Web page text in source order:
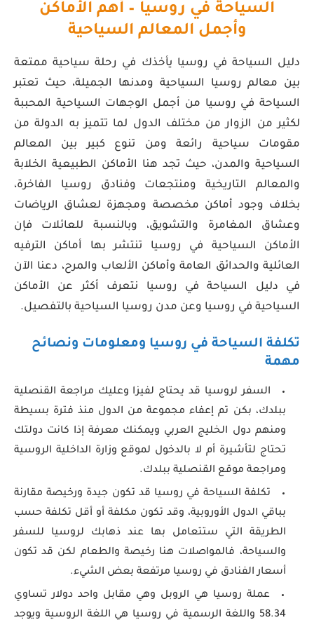
السياحة في روسيا – أهم الأماكن
وأجمل المعالم السياحية
دليل السياحة في روسيا يأخذك في رحلة سياحية ممتعة
بين معالم روسيا السياحية ومدنها الجميلة، حيث تعتبر
السياحة في روسيا من أجمل الوجهات السياحية المحببة
لكثير من الزوار من مختلف الدول لما تتميز به الدولة من
مقومات سياحية رائعة ومن تنوع كبير بين المعالم
السياحية والمدن، حيث تجد هنا الأماكن الطبيعية الخلابة
والمعالم التاريخية ومنتجعات وفنادق روسيا الفاخرة،
بخلاف وجود أماكن مخصصة ومجهزة لعشاق الرياضات
وعشاق المغامرة والتشويق، وبالنسبة للعائلات فإن
الأماكن السياحية في روسيا تنتشر بها أماكن الترفيه
العائلية والحدائق العامة وأماكن الألعاب والمرح، دعنا الآن
في دليل السياحة في روسيا نتعرف أكثر عن الأماكن
السياحية في روسيا وعن مدن روسيا السياحية بالتفصيل.
تكلفة السياحة في روسيا ومعلومات ونصائح
مهمة
السفر لروسيا قد يحتاج لفيزا وعليك مراجعة القنصلية
ببلدك، بكن تم إعفاء مجموعة من الدول منذ فترة بسيطة
ومنهم دول الخليج العربي ويمكنك معرفة إذا كانت دولتك
تحتاج لتأشيرة أم لا بالدخول لموقع وزارة الداخلية الروسية
ومراجعة موقع القنصلية ببلدك.
تكلفة السياحة في روسيا قد تكون جيدة ورخيصة مقارنة
بباقي الدول الأوروبية، وقد تكون مكلفة أو أقل تكلفة حسب
الطريقة التي ستتعامل بها عند ذهابك لروسيا للسفر
والسياحة، فالمواصلات هنا رخيصة والطعام لكن قد تكون
أسعار الفنادق في روسيا مرتفعة بعض الشيء.
عملة روسيا هي الروبل وهي مقابل واحد دولار تساوي
58.34 واللغة الرسمية في روسيا هي اللغة الروسية ويوجد